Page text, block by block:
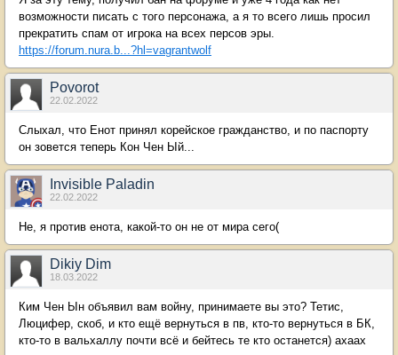
возможности писать с того персонажа, а я то всего лишь просил
прекратить спам от игрока на всех персов эры.
https://forum.nura.b...?hl=vagrantwolf
Povorot
22.02.2022
Cлыхал, что Енот принял корейское гражданство, и по паспорту
он зовется теперь Кон Чен Ый...
Invisible Paladin
22.02.2022
Не, я против енота, какой-то он не от мира сего(
Dikiy Dim
18.03.2022
Ким Чен Ын объявил вам войну, принимаете вы это? Тетис,
Люцифер, скоб, и кто ещё вернуться в пв, кто-то вернуться в БК,
кто-то в вальхаллу почти всё и бейтесь те кто останется) ахаах